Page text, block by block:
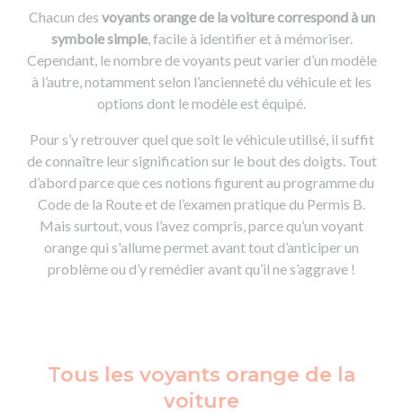
Chacun des voyants orange de la voiture correspond à un
symbole simple, facile à identifier et à mémoriser.
Cependant, le nombre de voyants peut varier d’un modèle
à l’autre, notamment selon l’ancienneté du véhicule et les
options dont le modèle est équipé.
Pour s’y retrouver quel que soit le véhicule utilisé, il suffit
de connaître leur signification sur le bout des doigts. Tout
d’abord parce que ces notions figurent au programme du
Code de la Route et de l’examen pratique du Permis B.
Mais surtout, vous l’avez compris, parce qu’un voyant
orange qui s'allume permet avant tout d’anticiper un
problème ou d’y remédier avant qu’il ne s’aggrave !
Tous les voyants orange de la
voiture